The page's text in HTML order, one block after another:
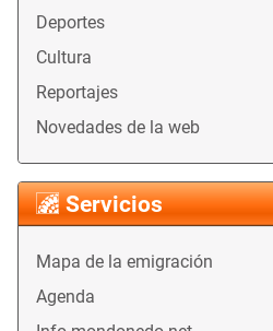
Deportes
Cultura
Reportajes
Novedades de la web
Servicios
Mapa de la emigración
Agenda